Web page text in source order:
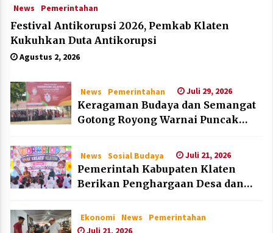
News Pemerintahan
Festival Antikorupsi 2026, Pemkab Klaten
Kukuhkan Duta Antikorupsi
Agustus 2, 2026
News Pemerintahan Juli 29, 2026
Keragaman Budaya dan Semangat
Gotong Royong Warnai Puncak
News Sosial Budaya Juli 21, 2026
Pemerintah Kabupaten Klaten
Berikan Penghargaan Desa dan
2026
Ekonomi News
Pemerintahan
Juli 21, 2026